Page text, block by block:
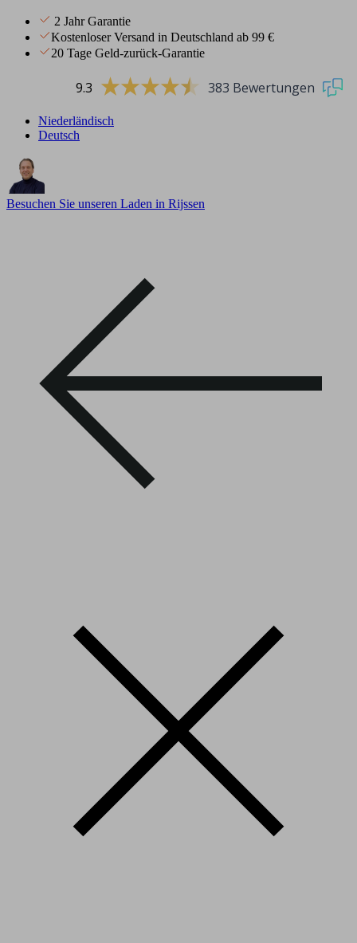
2 Jahr Garantie
Kostenloser Versand in Deutschland ab 99 €
20 Tage Geld-zurück-Garantie
9.3 383 Bewertungen
Niederländisch
Deutsch
Besuchen Sie unseren Laden in Rijssen